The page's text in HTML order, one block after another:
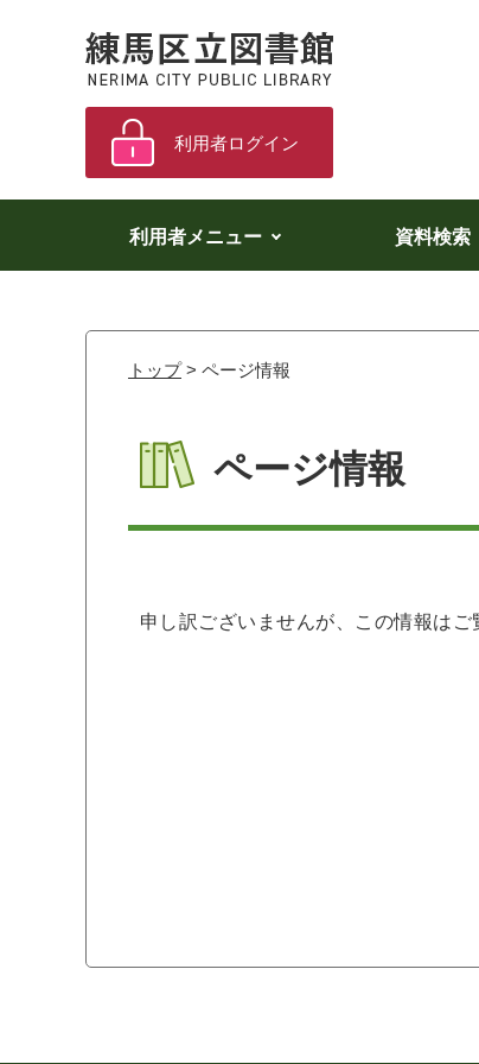
利用者ログイン
利用者メニュー 資料検索
トップ> ページ情報
ページ情報
申し訳ございませんが、この情報はご